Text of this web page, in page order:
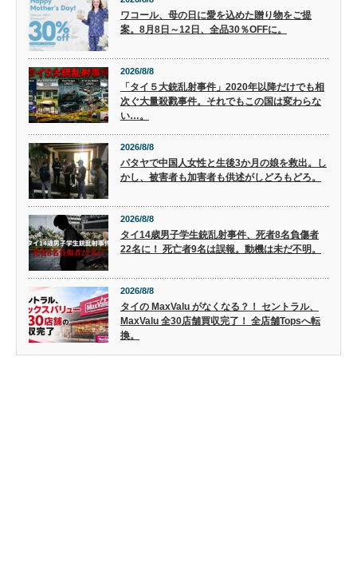
ワコール、母の日に愛を込めた贈り物をご提
案。8月8日～12日、全品30％OFFに。
2026/8/8
「タイ５大銃乱射事件」2020年以降だけでも相
次ぐ大量殺戮事件。それでもこの国は変わらな
い…。
2026/8/8
パタヤで中国人女性と生後3か月の娘を救出。し
かし、被害者も加害者も供述がしどろもどろ。
2026/8/8
タイ14歳男子学生銃乱射事件、死者8名負傷者
22名に！ 死亡者9名は誤報。動機は未だ不明。
2026/8/8
タイの MaxValu がなくなる？！ セントラル、
MaxValu 全30店舗買収完了！ 全店舗Topsへ転
換。